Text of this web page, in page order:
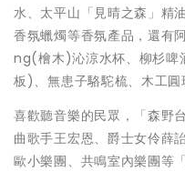
水、太平山「見晴之森」精
香氛蠟燭等香氛產品，還有
ng(檜木)沁涼水杯、柳杉啤
板)、無患子駱駝梳、木工圓
喜歡聽音樂的民眾，「森野
曲歌手王宏恩、爵士女伶薛
歐小樂團、共鳴室內樂團等